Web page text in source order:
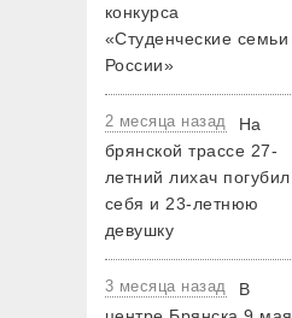
конкурса
«Студенческие семьи
России»
2 месяца назад
На
брянской трассе 27-
летний лихач погубил
себя и 23-летнюю
девушку
3 месяца назад
В